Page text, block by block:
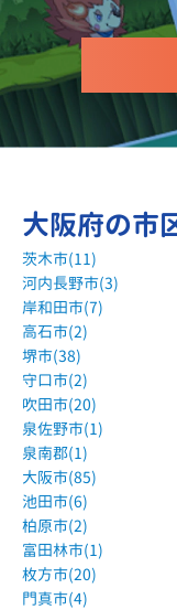
大阪府の市
茨木市(11)
河内長野市(3)
岸和田市(7)
高石市(2)
堺市(38)
守口市(2)
吹田市(20)
泉佐野市(1)
泉南郡(1)
大阪市(85)
池田市(6)
柏原市(2)
富田林市(1)
枚方市(20)
門真市(4)